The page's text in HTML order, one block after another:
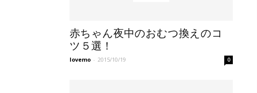
赤ちゃん夜中のおむつ換えのコ
ツ５選！
lovemo - 2015/10/19 0